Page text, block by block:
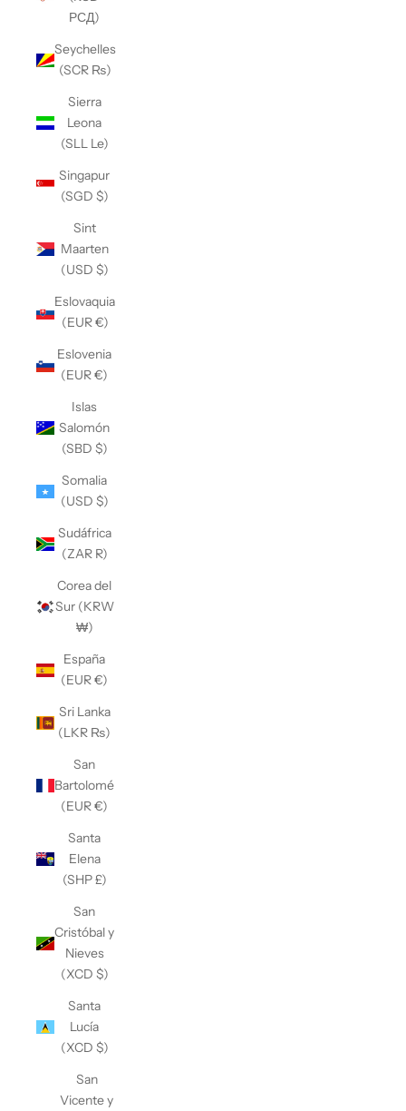
РСД)
Seychelles
(SCR ₨)
Sierra
Leona
(SLL Le)
Singapur
(SGD $)
Sint
Maarten
(USD $)
Eslovaquia
(EUR €)
Eslovenia
(EUR €)
Islas
Salomón
(SBD $)
Somalia
(USD $)
Sudáfrica
(ZAR R)
Corea del
Sur (KRW
₩)
España
(EUR €)
Sri Lanka
(LKR ₨)
San
Bartolomé
(EUR €)
Santa
Elena
(SHP £)
San
Cristóbal y
Nieves
(XCD $)
Santa
Lucía
(XCD $)
San
Vicente y